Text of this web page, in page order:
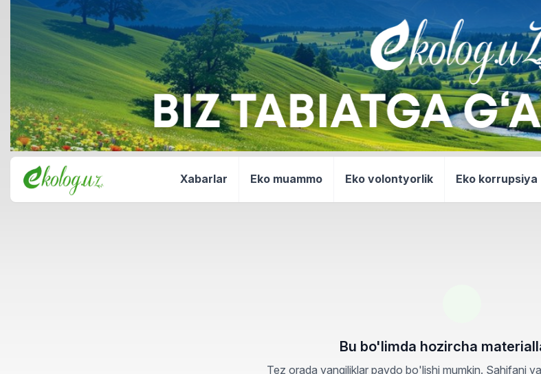
Xabarlar Eko muammo Eko volontyorlik Eko korrupsiya
Bu bo'limda hozircha
Tez orada yangiliklar paydo bo'lishi mumkin. Sahifani